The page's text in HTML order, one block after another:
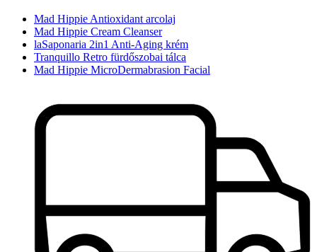
Mad Hippie Antioxidant arcolaj
Mad Hippie Cream Cleanser
laSaponaria 2in1 Anti-Aging krém
Tranquillo Retro fürdőszobai tálca
Mad Hippie MicroDermabrasion Facial